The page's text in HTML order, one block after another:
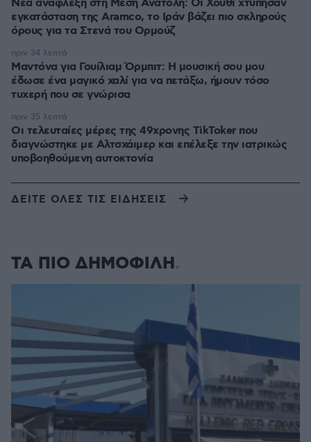
Νέα ανάφλεξη στη Μέση Ανατολή: Οι Χούθι χτύπησαν
εγκατάσταση της Aramco, το Ιράν βάζει πιο σκληρούς
όρους για τα Στενά του Ορμούζ
Μαντόνα για Γουίλιαμ Όρμπιτ: Η μουσική σου μου
έδωσε ένα μαγικό χαλί για να πετάξω, ήμουν τόσο
τυχερή που σε γνώρισα
πριν 34 λεπτά
Οι τελευταίες μέρες της 49χρονης TikToker που
διαγνώστηκε με Αλτσχάιμερ και επέλεξε την ιατρικώς
υποβοηθούμενη αυτοκτονία
πριν 35 λεπτά
ΔΕΙΤΕ ΟΛΕΣ ΤΙΣ ΕΙΔΗΣΕΙΣ
ΤΑ ΠΙΟ ΔΗΜΟΦΙΛΗ